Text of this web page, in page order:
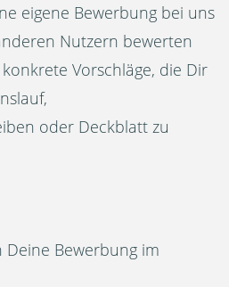
eigene Bewerbung bei uns
Nutzern bewerten
Vorschläge, die Dir
oder Deckblatt zu
Deine Bewerbung im